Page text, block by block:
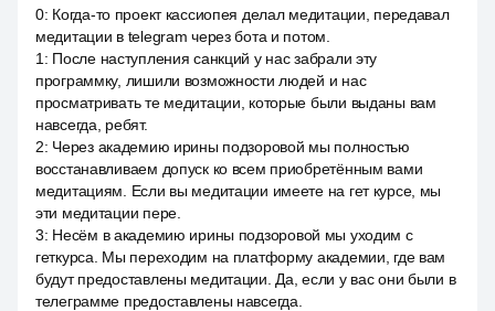
0: Когда-то проект кассиопея делал медитации, передавал
медитации в telegram через бота и потом.
1 : После наступления санкций у нас забрали эту
программку, лишили возможности людей и нас
просматривать те медитации, которые были выданы вам
навсегда, ребят.
2: Через академию ирины подзоровой мы полностью
восстанавливаем допуск ко всем приобретённым вами
медитациям. Если вы медитации имеете на гет курсе, мы
эти медитации пере.
3: Несём в академию ирины подзоровой мы уходим с
геткурса. Мы переходим на платформу академии, где вам
будут предоставлены медитации. Да, если у вас они были в
телеграмме предоставлены навсегда.